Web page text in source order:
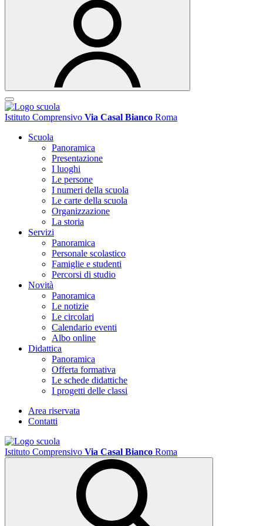
Istituto Comprensivo Via Casal Bianco Roma
Scuola
Panoramica
Presentazione
I luoghi
Le persone
I numeri della scuola
Le carte della scuola
Organizzazione
La storia
Servizi
Panoramica
Personale scolastico
Famiglie e studenti
Percorsi di studio
Novità
Panoramica
Le notizie
Le circolari
Calendario eventi
Albo online
Didattica
Panoramica
Offerta formativa
Le schede didattiche
I progetti delle classi
Area riservata
Contatti
Istituto Comprensivo Via Casal Bianco Roma